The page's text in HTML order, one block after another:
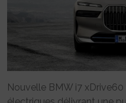
Nouvelle BMW i7